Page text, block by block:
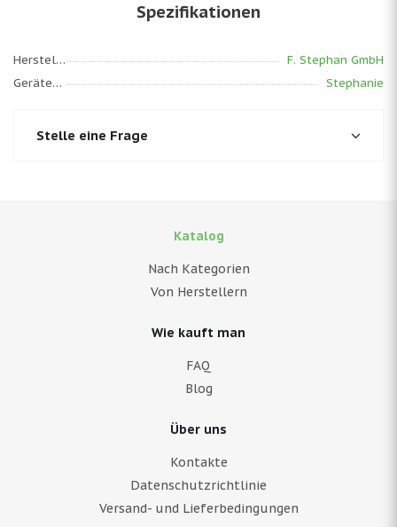
Spezifikationen
Hersteller
F. Stephan GmbH
Gerätemodell
Stephanie
Stelle eine Frage
Katalog
Nach Kategorien
Von Herstellern
Wie kauft man
FAQ
Blog
Über uns
Kontakte
Datenschutzrichtlinie
Versand- und Lieferbedingungen